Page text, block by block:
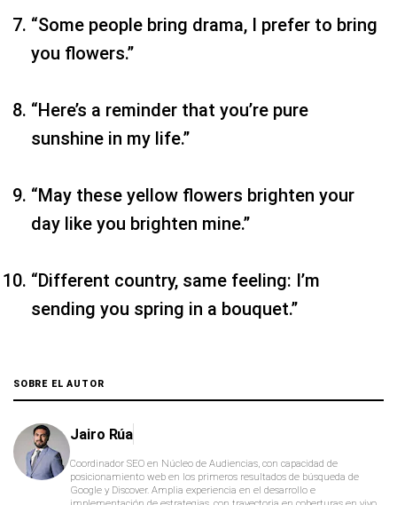
“Some people bring drama, I prefer to bring
you flowers.”
“Here’s a reminder that you’re pure
sunshine in my life.”
“May these yellow flowers brighten your
day like you brighten mine.”
“Different country, same feeling: I’m
sending you spring in a bouquet.”
SOBRE EL AUTOR
Jairo Rúa
Coordinador SEO en Núcleo de Audiencias, con capacidad de
posicionamiento web en los primeros resultados de búsqueda de
Google y Discover. Amplia experiencia en el desarrollo e